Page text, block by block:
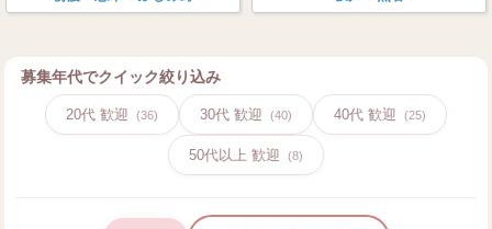
募集年代でクイック絞り込み
20代 歓迎 (36) 30代 歓迎 (40) 40代 歓迎 (25)
50代以上 歓迎 (8)